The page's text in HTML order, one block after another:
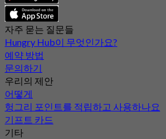
자주 묻는 질문들
Hungry Hub이 무엇인가요?
예약 방법
문의하기
우리의 제안
어떻게
헝그리 포인트를 적립하고 사용하나요
기프트 카드
기타